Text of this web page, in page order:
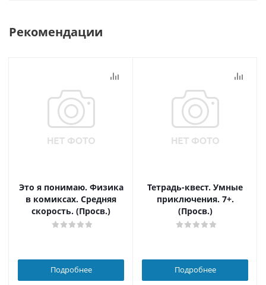
Рекомендации
Это я понимаю. Физика
в комиксах. Средняя
скорость. (Просв.)
Подробнее
Тетрадь-квест. Умные
приключения. 7+.
(Просв.)
Подробнее